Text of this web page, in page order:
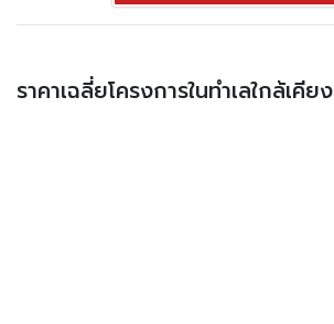
ราคาเฉลี่ยโครงการในทำเลใกล้เคียง